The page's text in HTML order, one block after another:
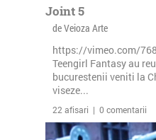
Joint 5
de Veioza Arte
https://vimeo.com/
Teengirl Fantasy au
bucurestenii veniti la
viseze...
22 afisari | 0 comentarii